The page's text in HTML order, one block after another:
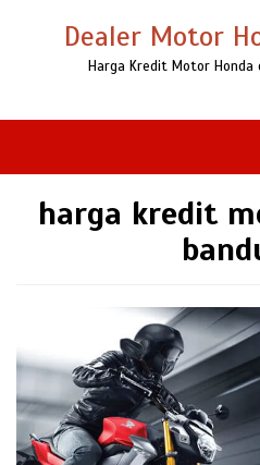
Dealer Motor
Harga Kredit Motor Honda
harga kredit